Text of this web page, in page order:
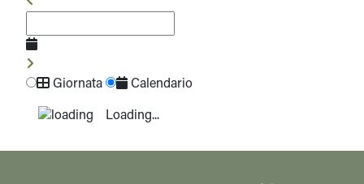
Giornata Calendario
Loading...